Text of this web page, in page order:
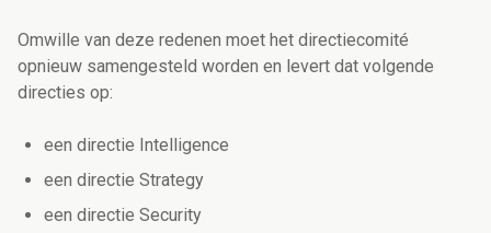
Omwille van deze redenen moet het directiecomité
opnieuw samengesteld worden en levert dat volgende
directies op:
een directie Intelligence
een directie Strategy
een directie Security